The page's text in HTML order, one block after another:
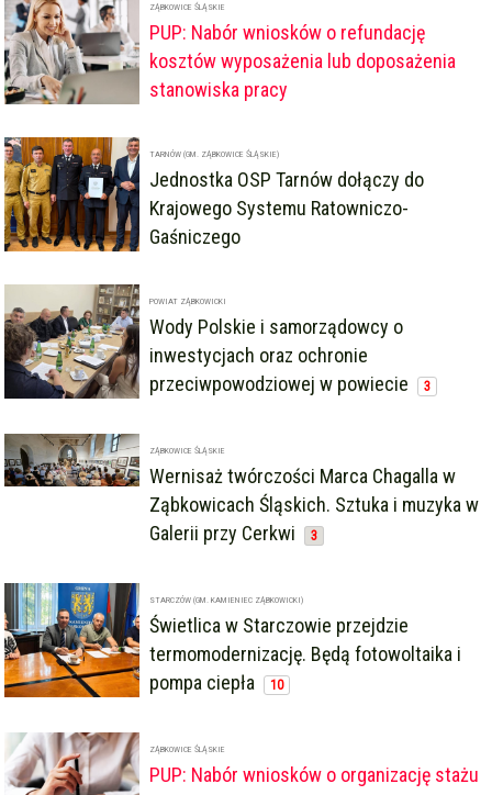
ZĄBKOWICE ŚLĄSKIE
PUP: Nabór wniosków o refundację
kosztów wyposażenia lub doposażenia
stanowiska pracy
TARNÓW (GM. ZĄBKOWICE ŚLĄSKIE)
Jednostka OSP Tarnów dołączy do
Krajowego Systemu Ratowniczo-
Gaśniczego
POWIAT ZĄBKOWICKI
Wody Polskie i samorządowcy o
inwestycjach oraz ochronie
przeciwpowodziowej w powiecie
3
ZĄBKOWICE ŚLĄSKIE
Wernisaż twórczości Marca Chagalla w
Ząbkowicach Śląskich. Sztuka i muzyka w
Galerii przy Cerkwi
3
STARCZÓW (GM. KAMIENIEC ZĄBKOWICKI)
Świetlica w Starczowie przejdzie
termomodernizację. Będą fotowoltaika i
pompa ciepła
10
ZĄBKOWICE ŚLĄSKIE
PUP: Nabór wniosków o organizację stażu